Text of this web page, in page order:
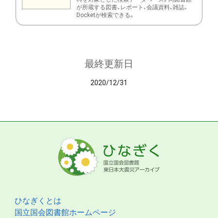
が所蔵する図書、レポート、会議資料、雑誌、
Docketが検索できる。
最終更新日
2020/12/31
ひなぎくとは
国立国会図書館ホームページ